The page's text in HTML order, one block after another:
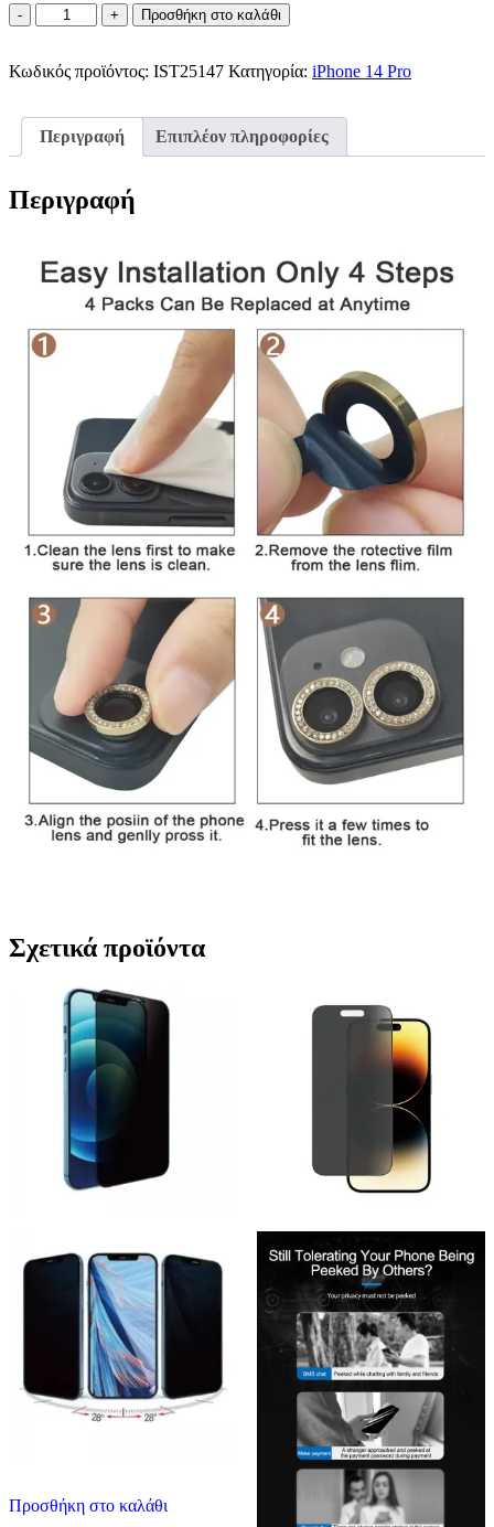
Diamonds
Camera
Protection
Pro
Gold
Προσθήκη στο καλάθι
Κωδικός προϊόντος: IST25147 Κατηγορία: iPhone 14 Pro
Περιγραφή Επιπλέον πληροφορίες
Περιγραφή
Σχετικά προϊόντα
Προσθήκη στο καλάθι